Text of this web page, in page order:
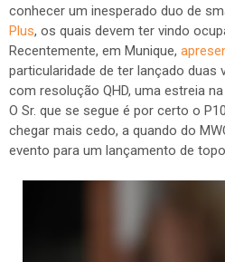
conhecer um inesperado duo de
Plus, os quais devem ter vindo
Recentemente, em Munique,
particularidade de ter lançado duas
com resolução QHD, uma estreia
O Sr. que se segue é por certo o
chegar mais cedo, a quando do
evento para um lançamento de